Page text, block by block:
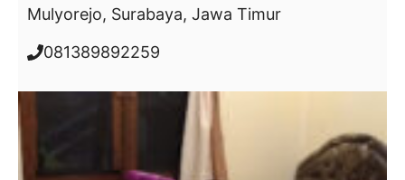
Mulyorejo, Surabaya, Jawa Timur
081389892259